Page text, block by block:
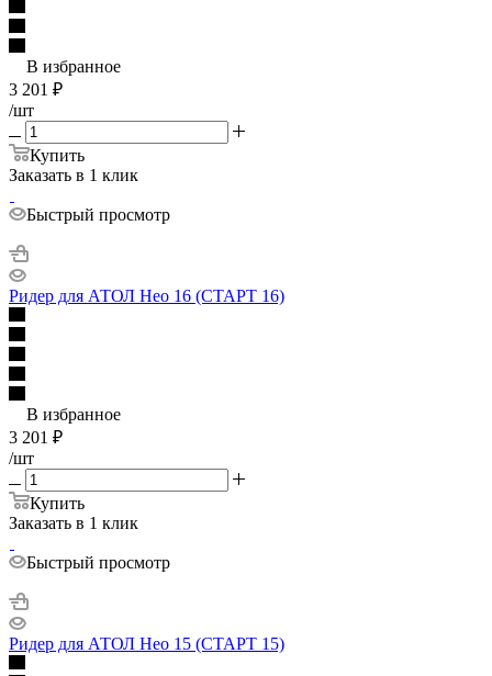
В избранное
3 201 ₽
/шт
Купить
Заказать в 1 клик
Быстрый просмотр
Ридер для АТОЛ Нео 16 (СТАРТ 16)
В избранное
3 201 ₽
/шт
Купить
Заказать в 1 клик
Быстрый просмотр
Ридер для АТОЛ Нео 15 (СТАРТ 15)